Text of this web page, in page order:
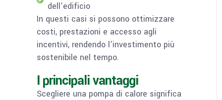
dell’edificio
In questi casi si possono ottimizzare
costi, prestazioni e accesso agli
incentivi, rendendo l’investimento più
sostenibile nel tempo.
I principali vantaggi
Scegliere una pompa di calore significa